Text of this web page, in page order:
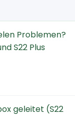
Problemen?
S22 Plus
geleitet (S22